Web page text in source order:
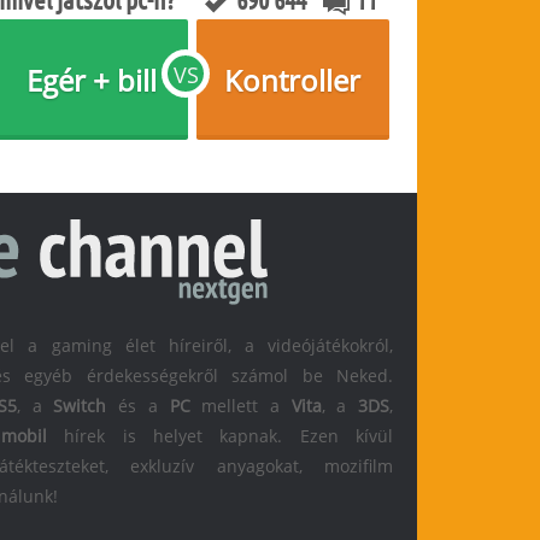
VS
Egér + bill Kontroller
a gaming élet híreiről, a videójátékokról,
egyéb érdekességekről számol be Neked.
, a Switch és a PCmellett a Vita, a 3DS,
mobil hírek is helyet kapnak. Ezen kívül
exkluzív anyagokat, mozifilm